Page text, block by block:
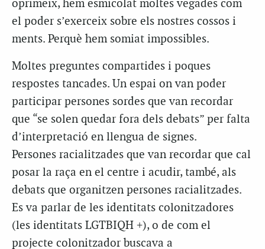
oprimeix, hem esmicolat moltes vegades com
el poder s’exerceix sobre els nostres cossos i
ments. Perquè hem somiat impossibles.
Moltes preguntes compartides i poques
respostes tancades. Un espai on van poder
participar persones sordes que van recordar
que “se solen quedar fora dels debats” per falta
d’interpretació en llengua de signes.
Persones racialitzades que van recordar que cal
posar la raça en el centre i acudir, també, als
debats que organitzen persones racialitzades.
Es va parlar de les identitats colonitzadores
(les identitats LGTBIQH +), o de com el
projecte colonitzador buscava a